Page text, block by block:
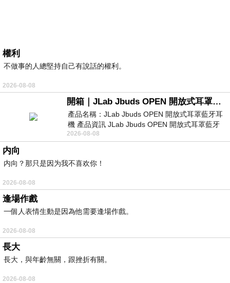
權利
不做事的人總堅持自己有說話的權利。
2026-08-08
開箱｜JLab Jbuds OPEN 開放式耳罩藍牙耳機 - 設計美學，輕巧、透氣、環境音全物理達成！
產品名稱：JLab Jbuds OPEN 開放式耳罩藍牙耳
機 產品資訊 JLab Jbuds OPEN 開放式耳罩藍牙
耳機評語：非常有特色，值得喜愛美型工
2026-08-08
内向
内向？那只是因为我不喜欢你！
2026-08-08
逢場作戲
一個人表情生動是因為他需要逢場作戲。
2026-08-08
長大
長大，與年齡無關，跟挫折有關。
2026-08-08